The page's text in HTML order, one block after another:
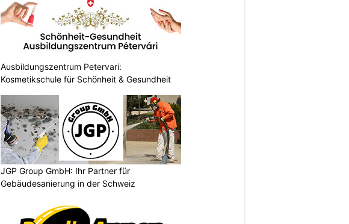
Ausbildungszentrum Petervari:
Kosmetikschule für Schönheit & Gesundheit
JGP Group GmbH: Ihr Partner für
Gebäudesanierung in der Schweiz